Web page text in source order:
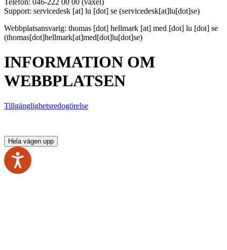
Telefon: 046-222 00 00 (växel)
Support: servicedesk [at] lu [dot] se (servicedesk[at]lu[dot]se)
Webbplatsansvarig: thomas [dot] hellmark [at] med [dot] lu [dot] se
(thomas[dot]hellmark[at]med[dot]lu[dot]se)
INFORMATION OM
WEBBPLATSEN
Tillgänglighetsredogörelse
Hela vägen upp